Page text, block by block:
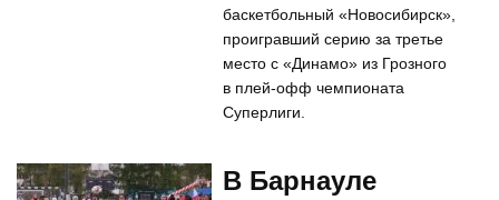
баскетбольный «Новосибирск»,
проигравший серию за третье
место с «Динамо» из Грозного
в плей-офф чемпионата
Суперлиги.
В Барнауле